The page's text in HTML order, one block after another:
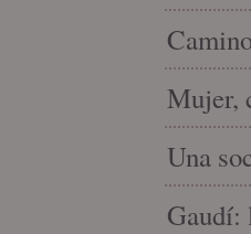
Mujer,
Una
Gaudí: